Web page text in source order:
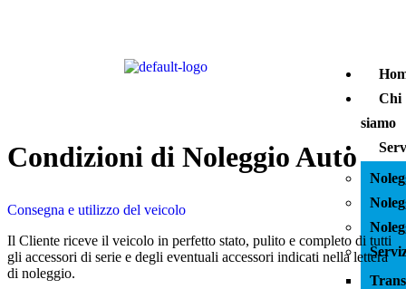
Chi
siamo
Condizioni di Noleggio Auto
Consegna e utilizzo del veicolo
Il Cliente riceve il veicolo in perfetto stato, pulito e completo di tutti
gli accessori di serie e degli eventuali accessori indicati nella lettera
di noleggio.